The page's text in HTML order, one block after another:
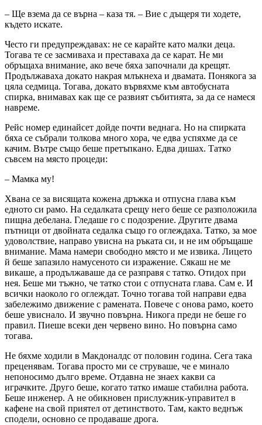
– Ще взема да се върна – каза тя. – Вие с дъщеря ти ходете,
където искате.
Често ги предупреждавах: не се карайте като малки деца.
Тогава те се засмиваха и преставаха да се карат. Не ми
обръщаха внимание, ако вече бяха започнали да крещят.
Продължаваха докато накрая млъкнеха и двамата. Понякога за
цяла седмица. Тогава, докато вървяхме към автобусната
спирка, внимавах как ще се развият събитията, за да се намеся
навреме.
Рейс номер единайсет дойде почти веднага. Но на спирката
бяха се събрали толкова много хора, че едва успяхме да се
качим. Вътре също беше претъпкано. Едва дишах. Татко
съвсем на място процеди:
– Мамка му!
Хвана се за висящата кожена дръжка и отпусна глава към
едното си рамо. На седалката срещу него беше се разположила
пищна дебелана. Гледаше го с подозрение. Другите двама
пътници от двойната седалка също го оглеждаха. Татко, за мое
удоволствие, направо увисна на ръката си, и не им обръщаше
внимание. Мама намери свободно място и ме извика. Лицето
й беше запазило намусеното си изражение. Сякаш не ме
викаше, а продължаваше да се разправя с татко. Отидох при
нея. Беше ми тъжно, че татко стои с отпусната глава. Сам е. И
всички наоколо го оглеждат. Точно тогава той направи едва
забележимо движение с рамената. Повече с онова рамо, което
беше увиснало. И звучно повърна. Никога преди не беше го
правил. Пиеше всеки ден червено вино. Но повърна само
тогава.
Не бяхме ходили в Макдоналдс от половин година. Сега така
преценявам. Тогава просто ми се струваше, че е минало
непоносимо дълго време. Отдавна не знаех какви са
играчките. Друго беше, когато татко имаше стабилна работа.
Беше инженер. А не обикновен прислужник-управител в
кафене на свой приятел от детинството. Там, както веднъж
сподели, основно се продаваше дрога.